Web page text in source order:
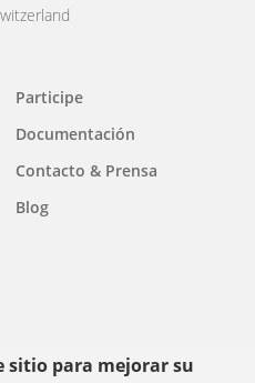
sitio para mejorar su
Participe
Documentación
Contacto & Prensa
Blog